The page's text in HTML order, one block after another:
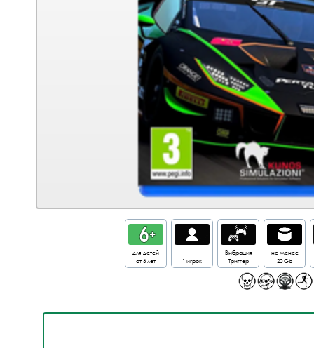
для детей
от 6 лет
1 игрок
Вибрация
Триггер
не менее
20 Gb